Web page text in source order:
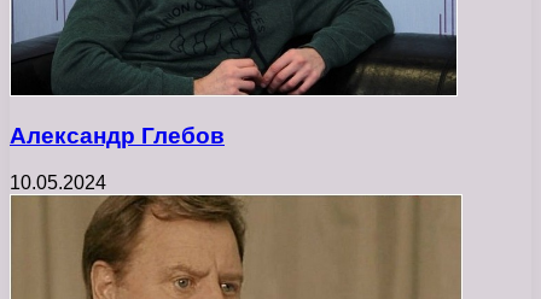
Александр Глебов
10.05.2024